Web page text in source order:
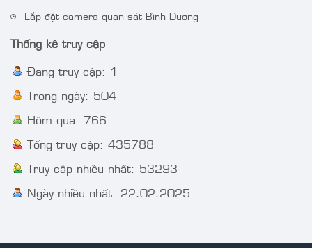
Lắp đặt camera quan sát Bình Dương
Thống kê truy cập
Đang truy cập: 1
Trong ngày: 504
Hôm qua: 766
Tổng truy cập: 435788
Truy cập nhiều nhất: 53293
Ngày nhiều nhất: 22.02.2025